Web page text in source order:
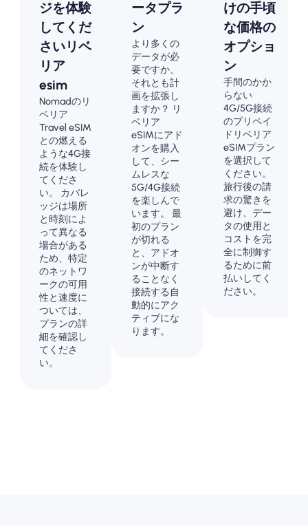
ジを体験
してくだ
さいリベ
リア
esim
Nomadのリ
ベリア
Travel eSIM
との燃える
ような4G接
続を体験し
てくださ
い。 カバレ
ッジは場所
と時刻によ
って異なる
場合がある
ため、特定
のネットワ
ークの可用
性と速度に
ついては、
プランの詳
細を確認し
てくださ
い。
ータプラ
ン
より多くの
データが必
要ですか、
それとも計
画を拡張し
ますか？ リ
ベリア
eSIMにアド
オンを購入
して、シー
ムレスな
5G/4G接続
を楽しんで
います。 最
初のプラン
が切れる
と、アドオ
ンが中断す
ることなく
接続する自
動的にアク
ティブにな
ります。
けの手頃
な価格の
オプショ
ン
手間のかか
らない
4G/5G接続
のプリペイ
ドリベリア
eSIMプラン
を選択して
ください。
旅行後の請
求の驚きを
避け、デー
タの使用と
コストを完
全に制御す
るために前
払いしてく
ださい。